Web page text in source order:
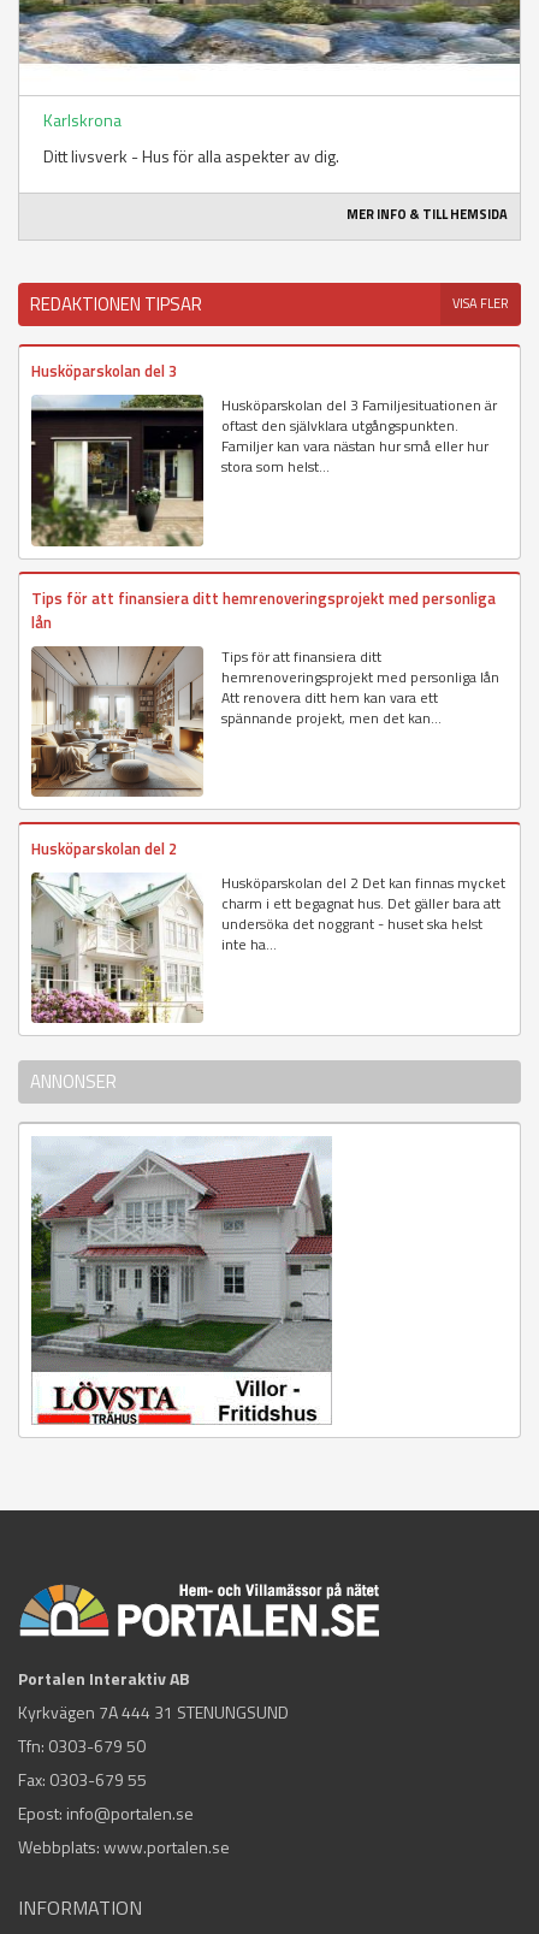
Karlskrona
Ditt livsverk - Hus för alla aspekter av dig.
MER INFO & TILL HEMSIDA
REDAKTIONEN TIPSAR VISA FLER
Husköparskolan del 3
Husköparskolan del 3 Familjesituationen är
oftast den självklara utgångspunkten.
Familjer kan vara nästan hur små eller hur
stora som helst...
Tips för att finansiera ditt hemrenoveringsprojekt med personliga
lån
Tips för att finansiera ditt
hemrenoveringsprojekt med personliga lån
Att renovera ditt hem kan vara ett
spännande projekt, men det kan...
Husköparskolan del 2
Husköparskolan del 2 Det kan finnas mycket
charm i ett begagnat hus. Det gäller bara att
undersöka det noggrant - huset ska helst
inte ha...
ANNONSER
Portalen Interaktiv AB
Kyrkvägen 7A 444 31 STENUNGSUND
Tfn: 0303-679 50
Fax: 0303-679 55
Epost: info@portalen.se
Webbplats: www.portalen.se
INFORMATION